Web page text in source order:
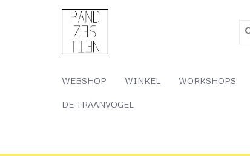
WEBSHOP WINKEL WORKSHOPS
DE TRAANVOGEL